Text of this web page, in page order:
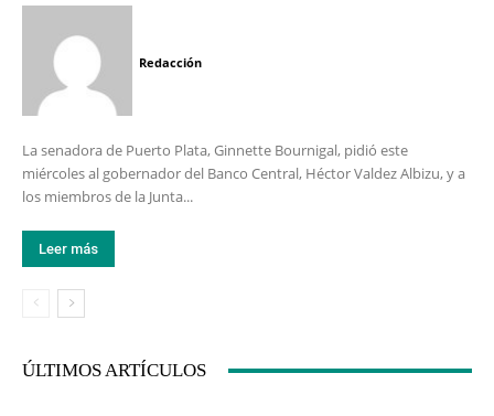
Redacción
La senadora de Puerto Plata, Ginnette Bournigal, pidió este
miércoles al gobernador del Banco Central, Héctor Valdez Albizu, y a
los miembros de la Junta...
Leer más
ÚLTIMOS ARTÍCULOS